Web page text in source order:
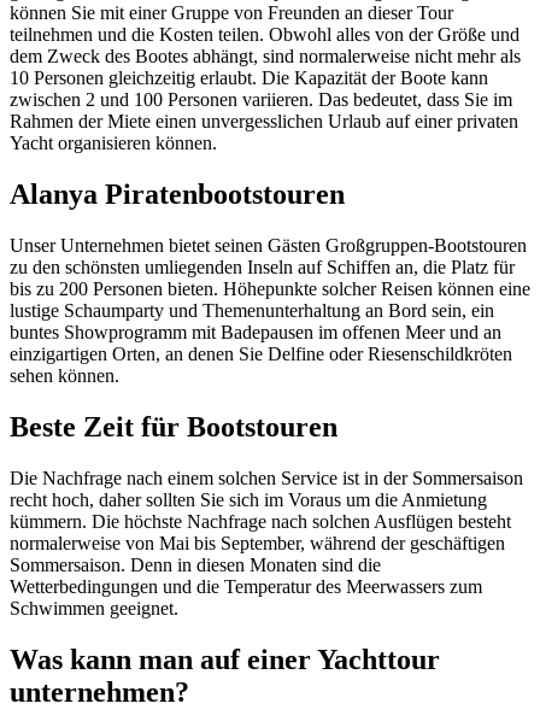
können Sie mit einer Gruppe von Freunden an dieser Tour
teilnehmen und die Kosten teilen. Obwohl alles von der Größe und
dem Zweck des Bootes abhängt, sind normalerweise nicht mehr als
10 Personen gleichzeitig erlaubt. Die Kapazität der Boote kann
zwischen 2 und 100 Personen variieren. Das bedeutet, dass Sie im
Rahmen der Miete einen unvergesslichen Urlaub auf einer privaten
Yacht organisieren können.
Alanya Piratenbootstouren
Unser Unternehmen bietet seinen Gästen Großgruppen-Bootstouren
zu den schönsten umliegenden Inseln auf Schiffen an, die Platz für
bis zu 200 Personen bieten. Höhepunkte solcher Reisen können eine
lustige Schaumparty und Themenunterhaltung an Bord sein, ein
buntes Showprogramm mit Badepausen im offenen Meer und an
einzigartigen Orten, an denen Sie Delfine oder Riesenschildkröten
sehen können.
Beste Zeit für Bootstouren
Die Nachfrage nach einem solchen Service ist in der Sommersaison
recht hoch, daher sollten Sie sich im Voraus um die Anmietung
kümmern. Die höchste Nachfrage nach solchen Ausflügen besteht
normalerweise von Mai bis September, während der geschäftigen
Sommersaison. Denn in diesen Monaten sind die
Wetterbedingungen und die Temperatur des Meerwassers zum
Schwimmen geeignet.
Was kann man auf einer Yachttour
unternehmen?